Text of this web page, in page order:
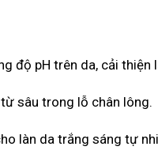
độ pH trên da, cải thiện
sâu trong lỗ chân lông.
làn da trắng sáng tự